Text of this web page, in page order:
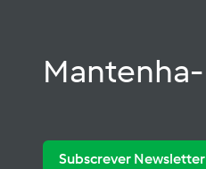
Mantenha-
Subscrever Newsletter